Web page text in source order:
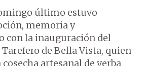
último estuvo
memoria y
con la inauguración del
de Bella Vista, quien
cosecha artesanal de yerba